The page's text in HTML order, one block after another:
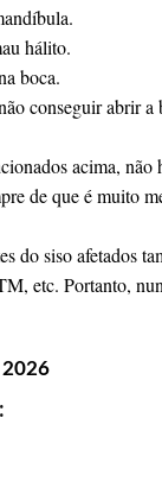
hálito.
boca.
conseguir abrir a
acima,
de que é muito
do siso afetados
etc. Portanto,
2026